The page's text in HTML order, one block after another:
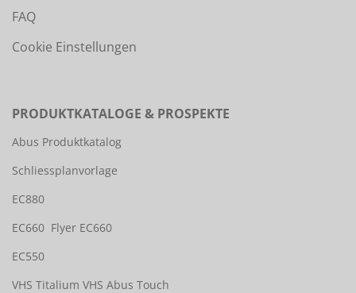
FAQ
Cookie Einstellungen
PRODUKTKATALOGE & PROSPEKTE
Abus Produktkatalog
Schliessplanvorlage
EC880
EC660 Flyer EC660
EC550
VHS Titalium VHS Abus Touch